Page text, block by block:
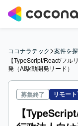
ココナラテック>案件を
【TypeScript/React/フ
発（AI駆動開発リード）
募集終了 リモー
【